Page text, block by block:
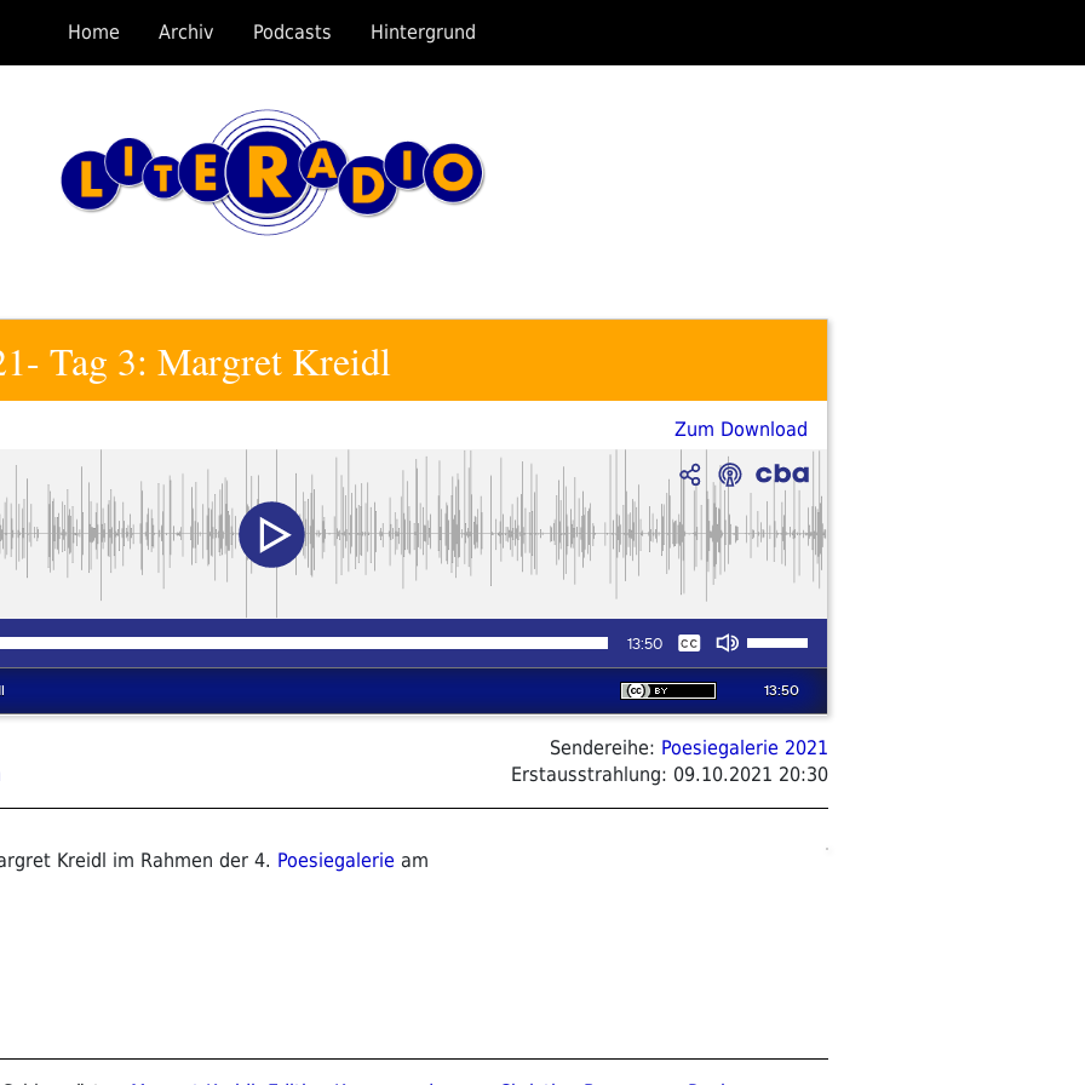
Home Archiv Podcasts Hintergrund
Tag 3: Margret Kreidl
Zum Download
Sendereihe: Poesiegalerie 2021
Erstausstrahlung: 09.10.2021 20:30
Kreidl im Rahmen der 4. Poesiegalerie am